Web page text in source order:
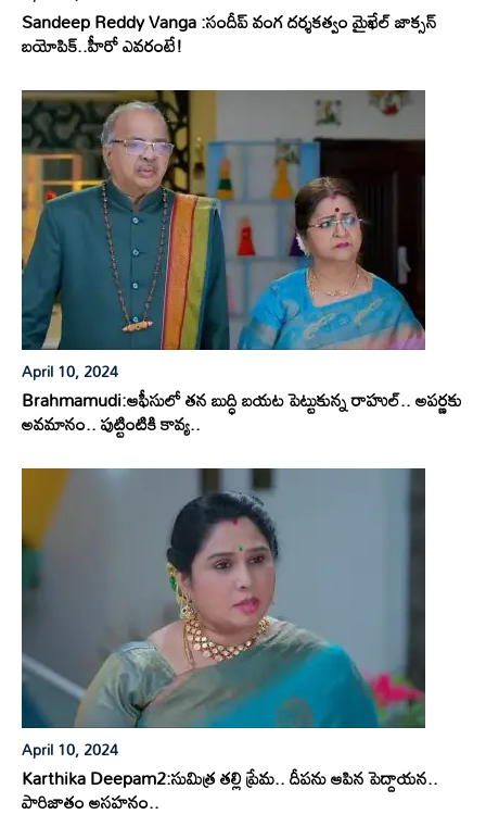
Sandeep Reddy Vanga :సందీప్ వంగ దర్శకత్వం మైఖేల్ జాక్సన్
బయోపిక్..హీరో ఎవరంటే!
April 10, 2024
Brahmamudi:ఆఫీసులో తన బుద్ధి బయట పెట్టుకున్న రాహుల్.. అపర్ణకు
అవమానం.. పుట్టింటికి కావ్య..
April 10, 2024
Karthika Deepam2:సుమిత్ర తల్లి ప్రేమ.. దీపను ఆపిన పెద్దాయన..
పారిజాతం అసహనం..